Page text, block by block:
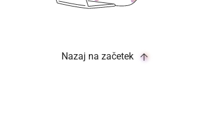
Nazaj na začetek